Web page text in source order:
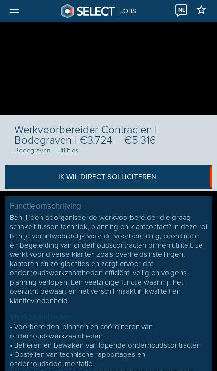
JOBS NL
Werkvoorbereider Contracten |
Bodegraven | €3.724 – €5.316
Bodegraven I Utilities
IK WIL DIRECT SOLLICITEREN
Functieomschrijving
Ben jij een georganiseerde werkvoorbereider die graag
schakelt tussen techniek, planning en klantcontact? In deze rol
ben je verantwoordelijk voor de voorbereiding, coördinatie
en begeleiding van onderhoudscontracten binnen utiliteit. Je
werkt voor diverse klanten zoals overheidsinstellingen,
kantoren en zorglocaties en zorgt ervoor dat
onderhoudswerkzaamheden efficiënt, veilig en volgens
planning verlopen. Een veelzijdige functie waarin jij het
overzicht bewaart en het verschil maakt in kwaliteit en
klanttevredenheid.
• Voorbereiden, plannen en coördineren van
onderhoudswerkzaamheden
• Beheren en bewaken van lopende onderhoudscontracten
• Opstellen van technische rapportages en
onderhoudsdocumentatie